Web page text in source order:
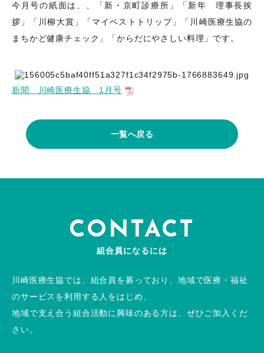
今月号の紙面は、、「新・京町診療所」「新年 理事長挨
拶」「川柳大賞」「マイベストトリップ」「川崎医療生協の
まちかど健康チェック」「からだにやさしい料理」です。
新聞 川崎医療生協 1月号
一覧へ戻る
CONTACT
組合員になるには
川崎医療生協では、組合員を募っており、地域で医療・福祉
のサービスを利用する人をはじめ、
地域で支え合う組合活動に興味のある方は、ぜひご加入くだ
さい。